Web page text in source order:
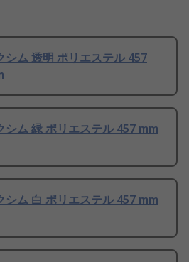
シム 透明 ポリエステル 457
シム 緑 ポリエステル 457 mm
シム 白 ポリエステル 457 mm